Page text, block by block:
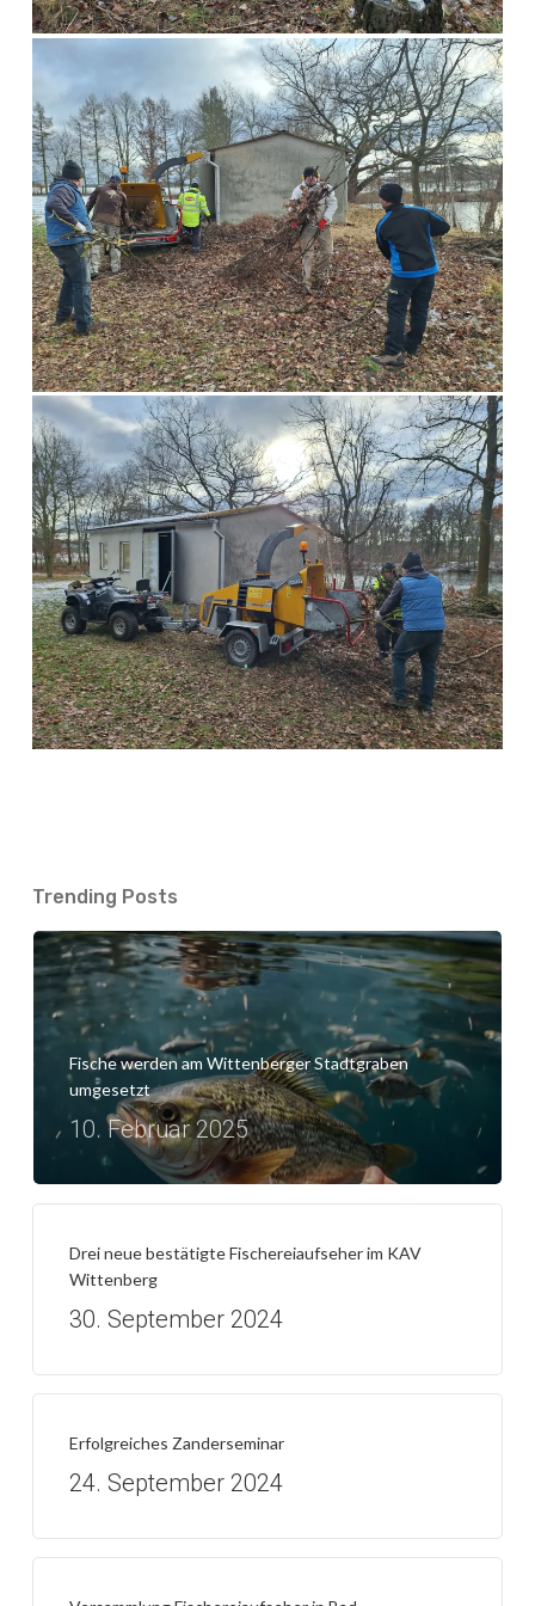
Trending Posts
Fische werden am Wittenberger Stadtgraben
umgesetzt
10. Februar 2025
Drei neue bestätigte Fischereiaufseher im KAV
Wittenberg
30. September 2024
Erfolgreiches Zanderseminar
24. September 2024